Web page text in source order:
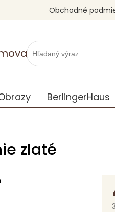
Obchodné
BerlingerHaus
zlaté